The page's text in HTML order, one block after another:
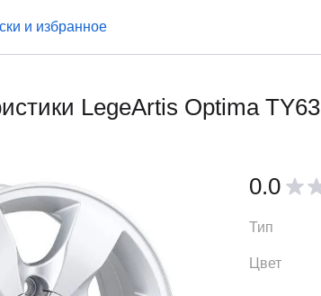
и избранное
LegeArtis Optima TY63
0.0
Тип
Цвет